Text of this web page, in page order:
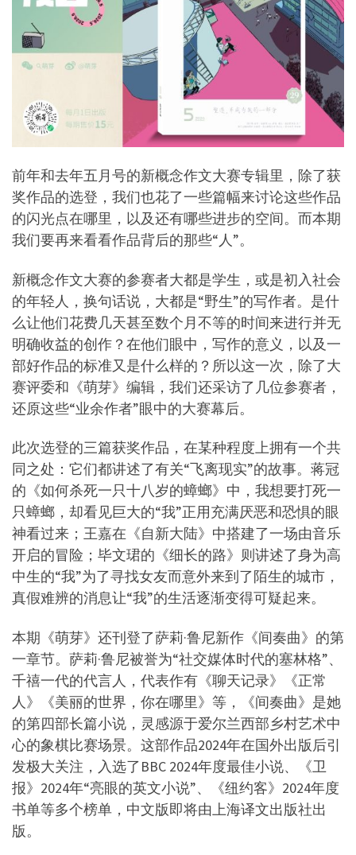
前年和去年五月号的新概念作文大赛专辑里，除了获
奖作品的选登，我们也花了一些篇幅来讨论这些作品
的闪光点在哪里，以及还有哪些进步的空间。而本期
我们要再来看看作品背后的那些“人”。
新概念作文大赛的参赛者大都是学生，或是初入社会
的年轻人，换句话说，大都是“野生”的写作者。是什
么让他们花费几天甚至数个月不等的时间来进行并无
明确收益的创作？在他们眼中，写作的意义，以及一
部好作品的标准又是什么样的？所以这一次，除了大
赛评委和《萌芽》编辑，我们还采访了几位参赛者，
还原这些“业余作者”眼中的大赛幕后。
此次选登的三篇获奖作品，在某种程度上拥有一个共
同之处：它们都讲述了有关“飞离现实”的故事。蒋冠
的《如何杀死一只十八岁的蟑螂》中，我想要打死一
只蟑螂，却看见巨大的“我”正用充满厌恶和恐惧的眼
神看过来；王嘉在《自新大陆》中搭建了一场由音乐
开启的冒险；毕文珺的《细长的路》则讲述了身为高
中生的“我”为了寻找女友而意外来到了陌生的城市，
真假难辨的消息让“我”的生活逐渐变得可疑起来。
本期《萌芽》还刊登了萨莉·鲁尼新作《间奏曲》的第
一章节。萨莉·鲁尼被誉为“社交媒体时代的塞林格”、
千禧一代的代言人，代表作有《聊天记录》《正常
人》《美丽的世界，你在哪里》等，《间奏曲》是她
的第四部长篇小说，灵感源于爱尔兰西部乡村艺术中
心的象棋比赛场景。这部作品2024年在国外出版后引
发极大关注，入选了BBC 2024年度最佳小说、《卫
报》2024年“亮眼的英文小说”、《纽约客》2024年度
书单等多个榜单，中文版即将由上海译文出版社出
版。